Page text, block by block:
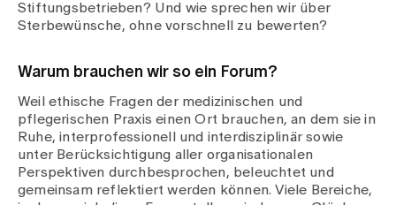
Kontakt
Blog
Publikationen
Stiftungsbetrieben? Und wie sprechen wir über
Sterbewünsche, ohne vorschnell zu bewerten?
Warum brauchen wir so ein Forum?
Weil ethische Fragen der medizinischen und
pflegerischen Praxis einen Ort brauchen, an dem sie in
Ruhe, interprofessionell und interdisziplinär sowie
unter Berücksichtigung aller organisationalen
Perspektiven durchbesprochen, beleuchtet und
gemeinsam reflektiert werden können. Viele Bereiche,